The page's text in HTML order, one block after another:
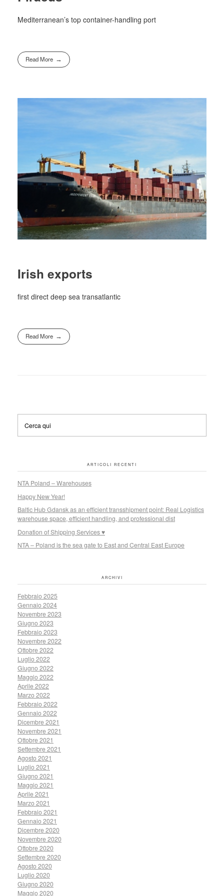
Mediterranean’s top container-handling port
Read More
Irish exports
first direct deep sea transatlantic
Read More
ARTICOLI RECENTI
NTA Poland – Warehouses
Happy New Year!
Baltic Hub Gdansk as an efficient transshipment point: Real Logistics
warehouse space, efficient handling, and professional dist
Donation of Shipping Services ♥
NTA – Poland is the sea gate to East and Central East Europe
ARCHIVI
Febbraio 2025
Gennaio 2024
Novembre 2023
Giugno 2023
Febbraio 2023
Novembre 2022
Ottobre 2022
Luglio 2022
Giugno 2022
Maggio 2022
Aprile 2022
Marzo 2022
Febbraio 2022
Gennaio 2022
Dicembre 2021
Novembre 2021
Ottobre 2021
Settembre 2021
Agosto 2021
Luglio 2021
Giugno 2021
Maggio 2021
Aprile 2021
Marzo 2021
Febbraio 2021
Gennaio 2021
Dicembre 2020
Novembre 2020
Ottobre 2020
Settembre 2020
Agosto 2020
Luglio 2020
Giugno 2020
Maggio 2020